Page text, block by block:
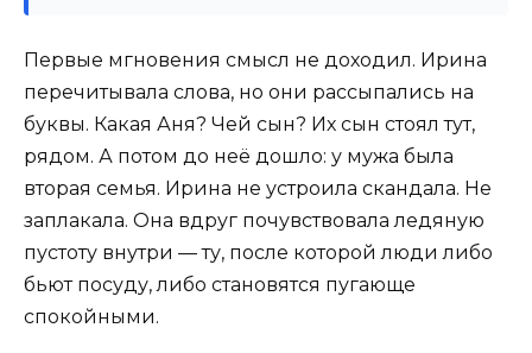
Первые мгновения смысл не доходил. Ирина
перечитывала слова, но они рассыпались на
буквы. Какая Аня? Чей сын? Их сын стоял тут,
рядом. А потом до неё дошло: у мужа была
вторая семья. Ирина не устроила скандала. Не
заплакала. Она вдруг почувствовала ледяную
пустоту внутри — ту, после которой люди либо
бьют посуду, либо становятся пугающе
спокойными.